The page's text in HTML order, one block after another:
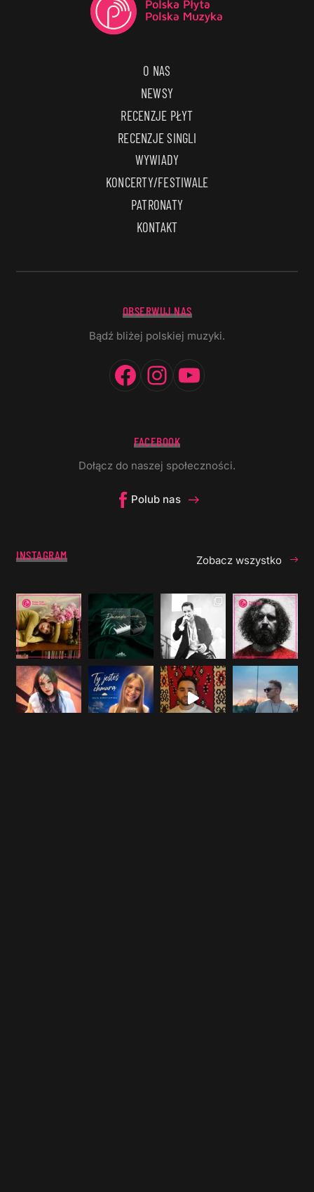
O NAS
NEWSY
RECENZJE PŁYT
RECENZJE SINGLI
WYWIADY
KONCERTY/FESTIWALE
PATRONATY
KONTAKT
OBSERWUJ NAS
Bądź bliżej polskiej muzyki.
Facebook
Instagram
FACEBOOK
Dołącz do naszej społeczności.
Polub nas
INSTAGRAM Zobacz wszystko